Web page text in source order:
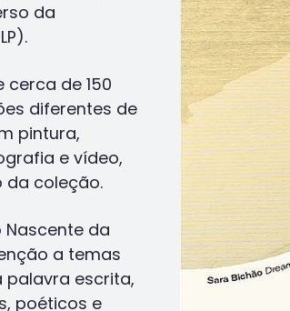
da
de 150
diferentes de
pintura,
e vídeo,
da coleção.
da
a temas
escrita,
poéticos e